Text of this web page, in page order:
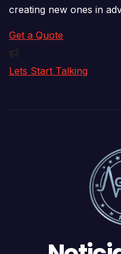
creating new ones in
Get a Quote
Lets Start Talking